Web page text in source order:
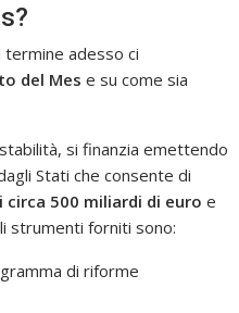
adesso ci
del Mese su come sia
si finanzia emettendo
Stati che consente di
circa 500 miliardi di euro e
strumenti forniti sono:
di riforme